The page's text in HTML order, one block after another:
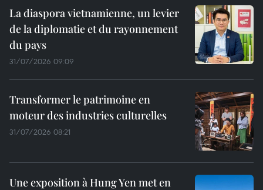
La diaspora vietnamienne, un levier
de la diplomatie et du rayonnement
du pays
31/07/2026 09:09
Transformer le patrimoine en
moteur des industries culturelles
31/07/2026 08:21
Une exposition à Hung Yen met en